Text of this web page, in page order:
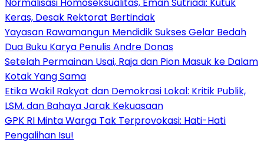
Keras, Desak Rektorat Bertindak
Yayasan Rawamangun Mendidik Sukses Gelar Bedah
Dua Buku Karya Penulis Andre Donas
Setelah Permainan Usai, Raja dan Pion Masuk ke Dalam
Kotak Yang Sama
Etika Wakil Rakyat dan Demokrasi Lokal: Kritik Publik,
LSM, dan Bahaya Jarak Kekuasaan
GPK RI Minta Warga Tak Terprovokasi: Hati-Hati
Pengalihan Isu!